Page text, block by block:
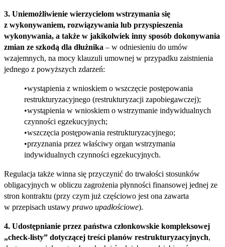
3. Uniemożliwienie wierzycielom wstrzymania się
z wykonywaniem, rozwiązywania lub przyspieszenia
wykonywania, a także w jakikolwiek inny sposób dokonywania
zmian ze szkodą dla dłużnika – w odniesieniu do umów
wzajemnych, na mocy klauzuli umownej w przypadku zaistnienia
jednego z powyższych zdarzeń:
wystąpienia z wnioskiem o wszczęcie postępowania
restrukturyzacyjnego (restrukturyzacji zapobiegawczej);
wystąpienia w wnioskiem o wstrzymanie indywidualnych
czynności egzekucyjnych;
wszczęcia postępowania restrukturyzacyjnego;
przyznania przez właściwy organ wstrzymania
indywidualnych czynności egzekucyjnych.
Regulacja także winna się przyczynić do trwałości stosunków
obligacyjnych w obliczu zagrożenia płynności finansowej jednej ze
stron kontraktu (przy czym już częściowo jest ona zawarta
w przepisach ustawy prawo upadłościowe).
4. Udostępnianie przez państwa członkowskie kompleksowej
„check‑listy” dotyczącej treści planów restrukturyzacyjnych,